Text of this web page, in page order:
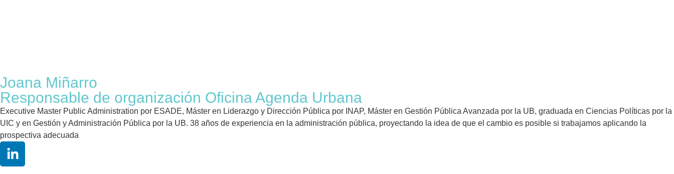
Joana Miñarro
Responsable de organización Oficina Agenda Urbana
Executive Master Public Administration por ESADE, Máster en Liderazgo y Dirección Pública por INAP, Máster en Gestión Pública Avanzada por la UB, graduada en Ciencias Políticas por la
UIC y en Gestión y Administración Pública por la UB. 38 años de experiencia en la administración pública, proyectando la idea de que el cambio es posible si trabajamos aplicando la
prospectiva adecuada